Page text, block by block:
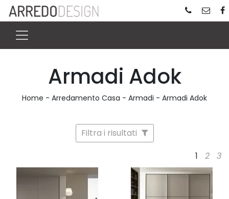
Armadi Adok
Home - Arredamento Casa - Armadi - Armadi Adok
Filtra i risultati
1
2 3